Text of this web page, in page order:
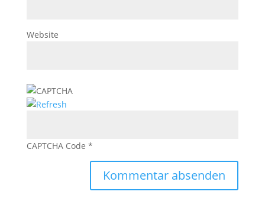
Website
CAPTCHA Code *